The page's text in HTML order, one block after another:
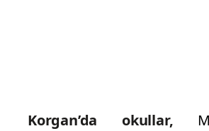
Korgan’da okullar,